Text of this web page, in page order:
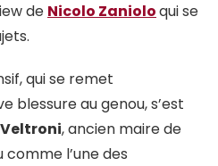
de Nicolo Zanioloqui se
qui se remet
blessure au genou, s’est
, ancien maire de
l’une des